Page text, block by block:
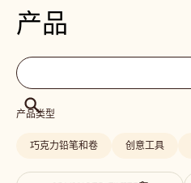
产品
Filters
Filters:
search
搜
索
搜
产品类型
巧克力铅笔和卷 创意工具